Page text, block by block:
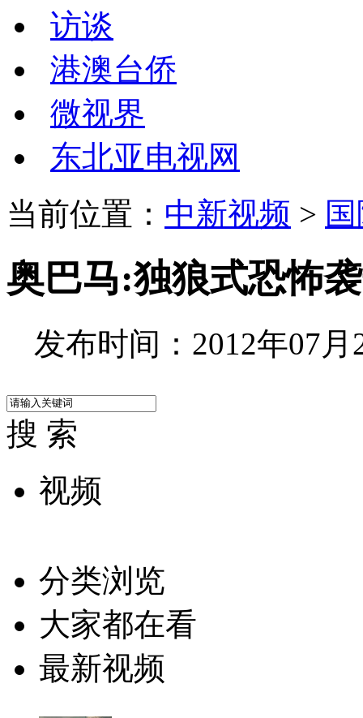
访谈
港澳台侨
微视界
东北亚电视网
当前位置： 中新视频 >
奥巴马:独狼式恐怖
发布时间：2012年07月
搜 索
视频
分类浏览
大家都在看
最新视频